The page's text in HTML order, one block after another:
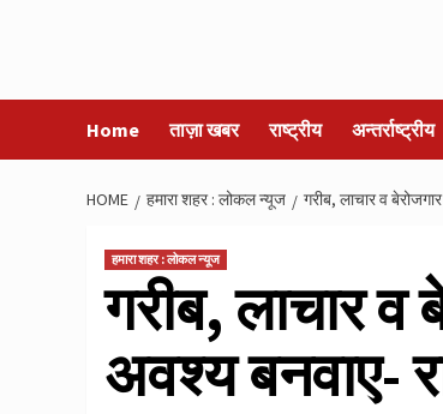
Home ताज़ा खबर राष्ट्रीय अन्तर्राष्ट्रीय
HOME हमारा शहर : लोकल न्यूज गरीब, लाचार व
हमारा शहर : लोकल न्यूज
गरीब, लाचार व
अवश्य बनवाए-